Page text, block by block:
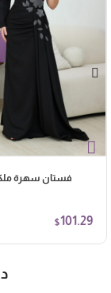
فستان سهرة ملكي
$101.29